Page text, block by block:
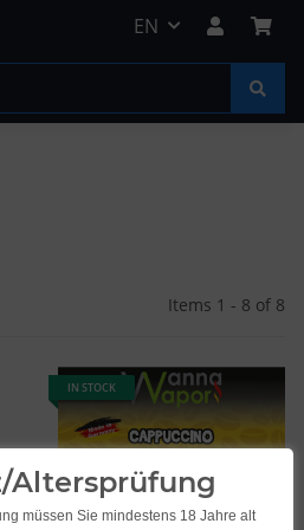
EN
Items 1 - 8 of 8
IN STOCK
Altersprüfung
müssen Sie mindestens 18 Jahre alt